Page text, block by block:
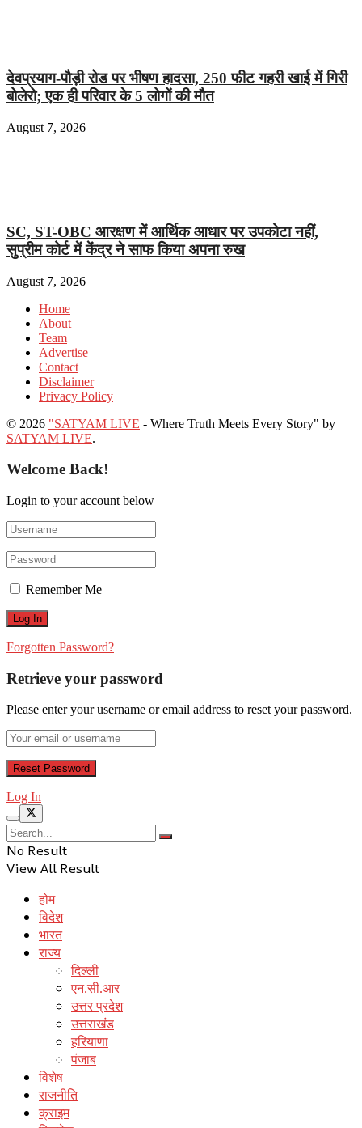
देवप्रयाग-पौड़ी रोड पर भीषण हादसा, 250 फीट गहरी खाई में गिरी
बोलेरो; एक ही परिवार के 5 लोगों की मौत
August 7, 2026
SC, ST-OBC आरक्षण में आर्थिक आधार पर उपकोटा नहीं,
सुप्रीम कोर्ट में केंद्र ने साफ किया अपना रुख
August 7, 2026
Home
About
Team
Advertise
Contact
Disclaimer
Privacy Policy
© 2026 "SATYAM LIVE - Where Truth Meets Every Story" by
SATYAM LIVE.
Welcome Back!
Login to your account below
Remember Me
Forgotten Password?
Retrieve your password
Please enter your username or email address to reset your password.
Log In
No Result
View All Result
होम
विदेश
भारत
राज्य
दिल्ली
एन.सी.आर
उत्तर प्रदेश
उत्तराखंड
हरियाणा
पंजाब
विशेष
राजनीति
क्राइम